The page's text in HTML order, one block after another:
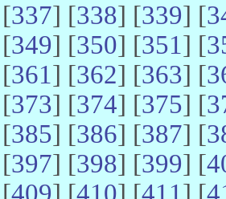
337] [338] [339] [
349] [350] [351] [
361] [362] [363] [
373] [374] [375] [
385] [386] [387] [
397] [398] [399] [
409] [410] [411] [